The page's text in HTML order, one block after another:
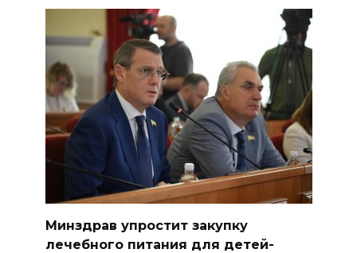
Минздрав упростит закупку
лечебного питания для детей-